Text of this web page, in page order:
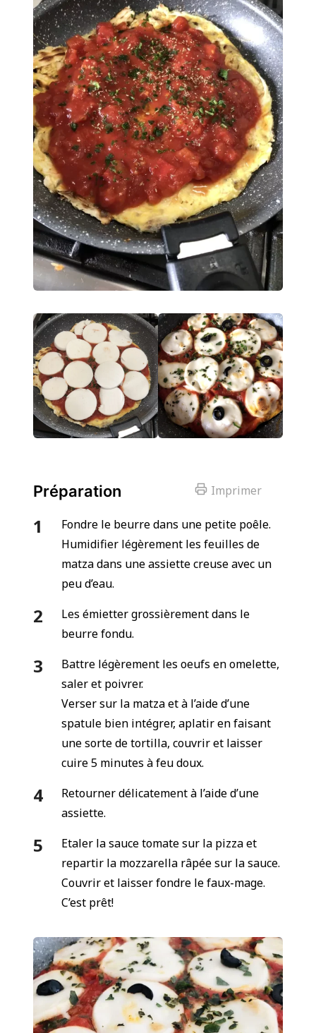
Imprimer
Préparation
Fondre le beurre dans une petite poêle.
Humidifier légèrement les feuilles de
matza dans une assiette creuse avec un
peu d’eau.
Les émietter grossièrement dans le
beurre fondu.
Battre légèrement les oeufs en omelette,
saler et poivrer.
Verser sur la matza et à l’aide d’une
spatule bien intégrer, aplatir en faisant
une sorte de tortilla, couvrir et laisser
cuire 5 minutes à feu doux.
Retourner délicatement à l’aide d’une
assiette.
Etaler la sauce tomate sur la pizza et
repartir la mozzarella râpée sur la sauce.
Couvrir et laisser fondre le faux-mage.
C’est prêt!